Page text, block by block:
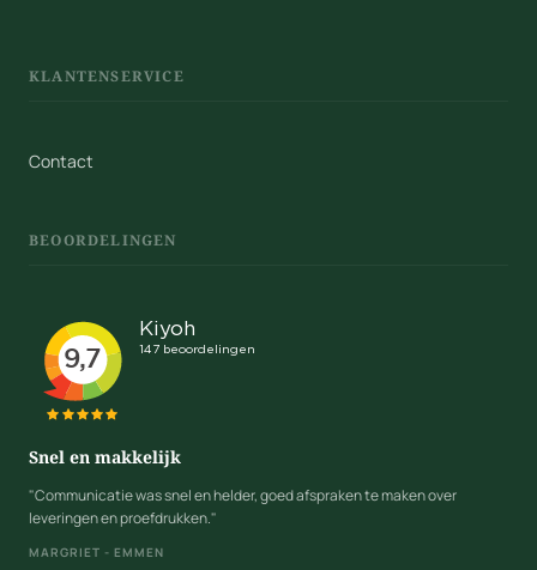
KLANTENSERVICE
Contact
BEOORDELINGEN
Snel en makkelijk
"Communicatie was snel en helder, goed afspraken te maken over
leveringen en proefdrukken."
MARGRIET - EMMEN